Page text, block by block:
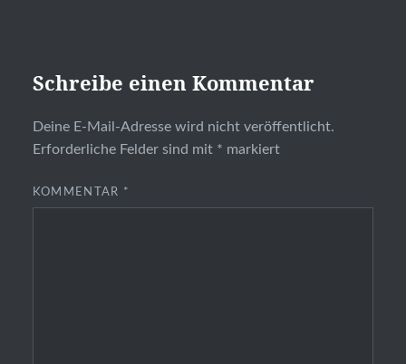
Schreibe einen Kommentar
Deine E-Mail-Adresse wird nicht veröffentlicht.
Erforderliche Felder sind mit * markiert
KOMMENTAR *